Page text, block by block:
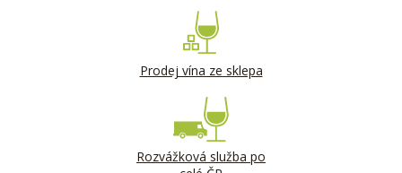
Prodej vína ze sklepa
Rozvážková služba po